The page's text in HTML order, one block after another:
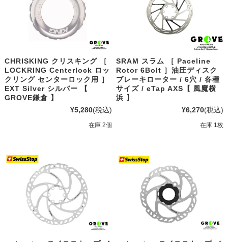
CHRISKING クリスキング ［
LOCKRING Centerlock ロッ
クリング センターロック用 ］
EXT Silver シルバー 【
GROVE鎌倉 】
¥5,280(税込)
在庫 2個
SRAM スラム ［ Paceline
Rotor 6Bolt ］油圧ディスク
ブレーキローター / 6穴 / 各種
サイズ / eTap AXS【 風魔横
浜 】
¥6,270(税込)
在庫 1枚